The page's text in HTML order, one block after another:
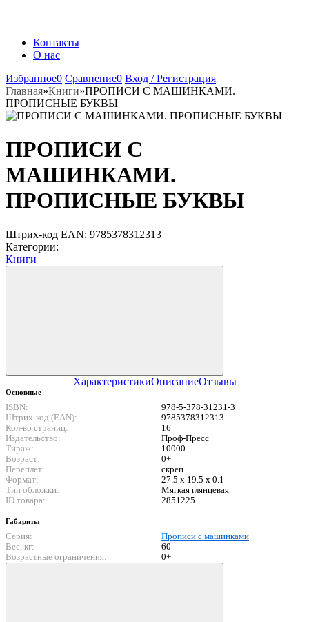
Контакты
О нас
Избранное0 Сравнение0 Вход / Регистрация
Главная»Книги»ПРОПИСИ С МАШИНКАМИ.
ПРОПИСНЫЕ БУКВЫ
ПРОПИСИ С
МАШИНКАМИ.
ПРОПИСНЫЕ БУКВЫ
Штрих-код EAN: 9785378312313
Категории:
Книги
ХарактеристикиОписаниеОтзывы
Основные
ISBN:
978-5-378-31231-3
Штрих-код (EAN):
9785378312313
Кол-во страниц:
16
Издательство:
Проф-Пресс
Тираж:
10000
Возраст:
0+
Переплёт:
скреп
Формат:
27.5 x 19.5 x 0.1
Тип обложки:
Мягкая глянцевая
ID товара:
2851225
Габариты
Серия:
Прописи с машинками
Вес, кг:
60
Возрастные ограничения:
0+